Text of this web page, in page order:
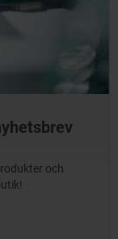
och